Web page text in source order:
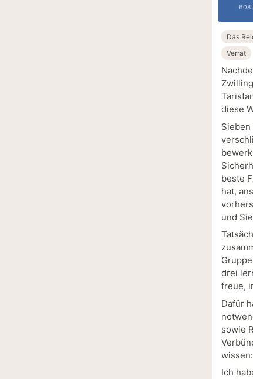
608
Das
Verrat
diese
beste
hat,
und
drei
freue,
Dafür
sowie
Ich